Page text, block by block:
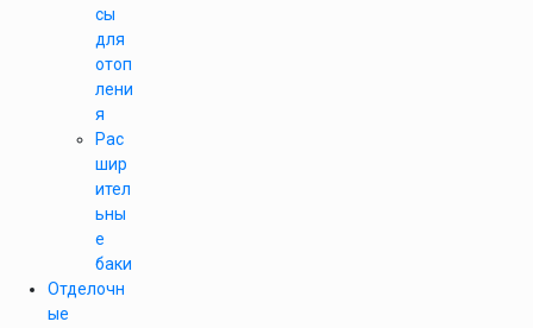
сы
для
отоп
лени
я
Рас
шир
ител
ьны
е
баки
Отделочн
ые